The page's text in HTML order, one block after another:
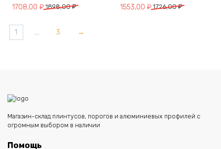
1898,00₽
Первоначальная
составляла
1898,00 ₽.
1708,00 ₽
Текущая
1708,00 ₽.
1726,00₽
Первоначальная
1553,00 ₽
Текущая
1 … 3 →
Магазин-склад плинтусов, порогов и алюминиевых профилей с
огромным выбором в наличии
Помощь